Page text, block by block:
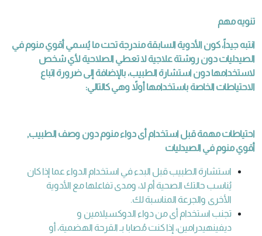
تنويه مهم
انتبه جيداً، كون الأدوية السابقة مندرجة تحت ما يُسمي أقوي منوم في
الصيدليات دون روشتة علاجية لا تعطي الصلاحية لأي شخص
لاستخدامها دون استشارة الطبيب، بالإضافة إلى ضرورة اتباع
الاحتياطات الخاصة باستخدامها أولاً وهي كالتالي:
احتياطات مهمة قبل استخدام أى دواء منوم دون وصف الطبيب,
أقوي منوم في الصيدليات
استشارة الطبيب قبل البدء في استخدام الدواء عما إذا كان
يُناسب حالتك الصحية أم لا، ومدى تفاعلها مع الأدوية
الأخرى والجرعة المناسبة لك.
تجنب استخدام أى من دواء الدوكسيلامين و
ديفينهيدرامين، إذا كنت مُصابا بـ القرحة الهضمية، أو